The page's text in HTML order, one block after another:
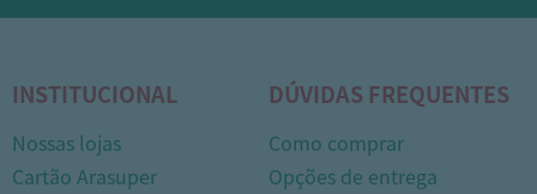
INSTITUCIONAL
Nossas lojas
Cartão Arasuper
DÚVIDAS FREQUENTES
Como comprar
Opções de entrega